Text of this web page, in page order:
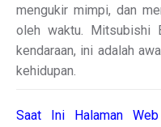
mengukir mimpi, dan
oleh waktu. Mitsubishi
kendaraan, ini adalah
kehidupan.
Saat Ini Halaman Web